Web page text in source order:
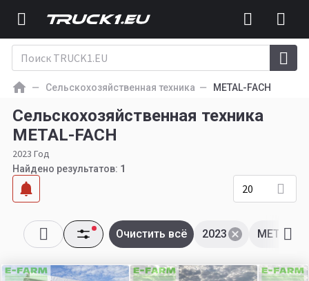
Сельскохозяйственная техника METAL-FACH
Сельскохозяйственная техника
METAL-FACH
2023 Год
Найдено результатов: 1
20
METAL-
2023
Очистить всё